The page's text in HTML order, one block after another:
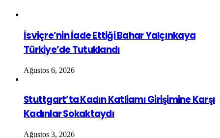
İsviçre’nin İade Ettiği Bahar Yalçınkaya
Türkiye’de Tutuklandı
Ağustos 6, 2026
Stuttgart’ta Kadın Katliamı Girişimine Karşı
Kadınlar Sokaktaydı
Ağustos 3, 2026